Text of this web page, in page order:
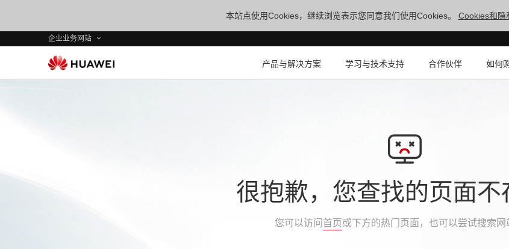
本站点使用Cookies，继续浏览表示您同意我们使用Cookies。 Cookies和隐
企业业务网站
产品与解决方案 学习与技术支持 合作伙伴 如何
很抱歉，您查找的页面不
您可以访问 首页或下方的热门页面，也可以尝试搜索网